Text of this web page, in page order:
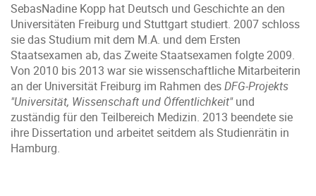
SebasNadine Kopp hat Deutsch und Geschichte an den
Universitäten Freiburg und Stuttgart studiert. 2007 schloss
sie das Studium mit dem M.A. und dem Ersten
Staatsexamen ab, das Zweite Staatsexamen folgte 2009.
Von 2010 bis 2013 war sie wissenschaftliche Mitarbeiterin
an der Universität Freiburg im Rahmen desDFG-Projekts
"Universität, Wissenschaft und Öffentlichkeit"und
zuständig für den Teilbereich Medizin. 2013 beendete sie
ihre Dissertation und arbeitet seitdem als Studienrätin in
Hamburg.